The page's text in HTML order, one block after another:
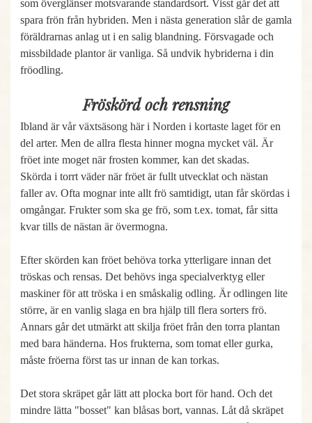
som överglänser motsvarande standardsort. Visst går det att
spara frön från hybriden. Men i nästa generation slår de gamla
föräldrarnas anlag ut i en salig blandning. Försvagade och
missbildade plantor är vanliga. Så undvik hybriderna i din
fröodling.
Fröskörd och rensning
Ibland är vår växtsäsong här i Norden i kortaste laget för en
del arter. Men de allra flesta hinner mogna mycket väl. Är
fröet inte moget när frosten kommer, kan det skadas.
Skörda i torrt väder när fröet är fullt utvecklat och nästan
faller av. Ofta mognar inte allt frö samtidigt, utan får skördas i
omgångar. Frukter som ska ge frö, som t.ex. tomat, får sitta
kvar tills de nästan är övermogna.
Efter skörden kan fröet behöva torka ytterligare innan det
tröskas och rensas. Det behövs inga specialverktyg eller
maskiner för att tröska i en småskalig odling. Är odlingen lite
större, är en vanlig slaga en bra hjälp till flera sorters frö.
Annars går det utmärkt att skilja fröet från den torra plantan
med bara händerna. Hos frukterna, som tomat eller gurka,
måste fröerna först tas ur innan de kan torkas.
Det stora skräpet går lätt att plocka bort för hand. Och det
mindre lätta "bosset" kan blåsas bort, vannas. Låt då skräpet